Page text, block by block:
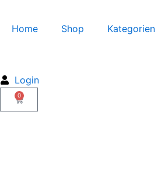
Inhalt
Home Shop Kategorien
Login
0
Warenkorb